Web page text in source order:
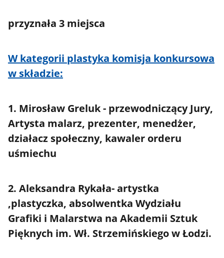
przyznała 3 miejsca
W kategorii plastyka komisja konkursowa
w składzie:
1. Mirosław Greluk - przewodniczący Jury,
Artysta malarz, prezenter, menedżer,
działacz społeczny, kawaler orderu
uśmiechu
2. Aleksandra Rykała- artystka
,plastyczka, absolwentka Wydziału
Grafiki i Malarstwa na Akademii Sztuk
Pięknych im. Wł. Strzemińskiego w Łodzi.